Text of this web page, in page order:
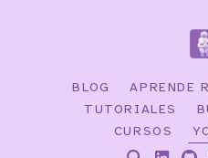
BLOG APRENDE R
TUTORIALES
CURSOS